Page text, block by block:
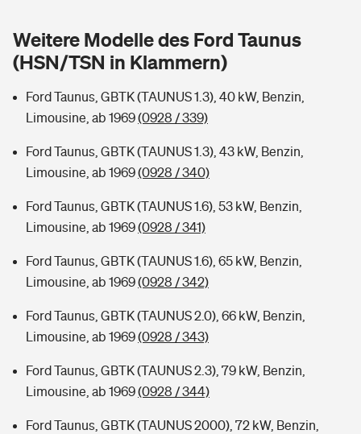
Hochwasser-Check: Wie gefährdet ist Ihr Haus?
Sie haben Fragen?
Private Cyberversicherung
Zur Übersicht
Kinderunfall-Check: Mehr Sicherheit für deine Kids
Typklassen: So ist Ihr Auto eingestuft
Sie haben Fragen?
Rentenrechner: Wie viel Geld bekomme ich im Alter?
Weitere Modelle des Ford Taunus
(HSN/TSN in Klammern)
Ford Taunus, GBTK (TAUNUS 1.3), 40 kW, Benzin,
Limousine, ab 1969(0928 / 339)
Ford Taunus, GBTK (TAUNUS 1.3), 43 kW, Benzin,
Limousine, ab 1969(0928 / 340)
Ford Taunus, GBTK (TAUNUS 1.6), 53 kW, Benzin,
Limousine, ab 1969(0928 / 341)
Ford Taunus, GBTK (TAUNUS 1.6), 65 kW, Benzin,
Limousine, ab 1969(0928 / 342)
Ford Taunus, GBTK (TAUNUS 2.0), 66 kW, Benzin,
Limousine, ab 1969(0928 / 343)
Ford Taunus, GBTK (TAUNUS 2.3), 79 kW, Benzin,
Limousine, ab 1969(0928 / 344)
Ford Taunus, GBTK (TAUNUS 2000), 72 kW, Benzin,